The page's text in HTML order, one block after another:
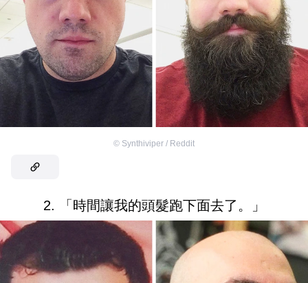
© Synthiviper / Reddit
2. 「時間讓我的頭髮跑下面去了。」